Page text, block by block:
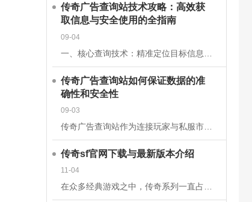
传奇广告查询站技术攻略：高效获
取信息与安全使用的全指南
09-04
传奇广告查询站如何保证数据的准
确性和安全性
09-03
传奇sf官网下载与最新版本介绍
11-04
在众多经典游戏之中，传奇系列一直占据着不可替代的地位。无论是当年在网吧里与朋友并肩作战的热血时刻，还是如今在手机或电脑上重温那段激情岁月，传奇sf都以其独特的魅力吸引着无数玩家。而随着技术的发展和玩家